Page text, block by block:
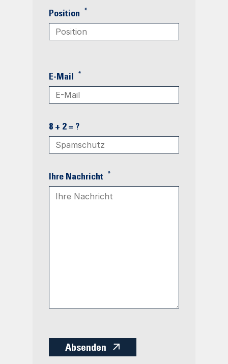
Position *
E-Mail *
8 + 2 = ?
Ihre Nachricht *
Absenden